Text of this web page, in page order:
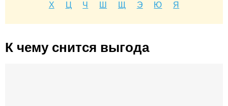
Х
Ц Ч Ш Щ Э Ю Я
К чему снится выгода